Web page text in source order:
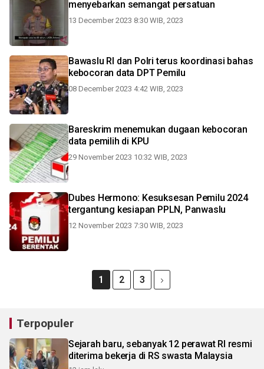
menyebarkan semangat persatuan
13 December 2023 8:30 WIB, 2023
Bawaslu RI dan Polri terus koordinasi bahas
kebocoran data DPT Pemilu
08 December 2023 4:42 WIB, 2023
Bareskrim menemukan dugaan kebocoran
data pemilih di KPU
29 November 2023 10:32 WIB, 2023
Dubes Hermono: Kesuksesan Pemilu 2024
tergantung kesiapan PPLN, Panwaslu
12 November 2023 7:30 WIB, 2023
1 2 3
Terpopuler
Sejarah baru, sebanyak 12 perawat RI resmi
diterima bekerja di RS swasta Malaysia